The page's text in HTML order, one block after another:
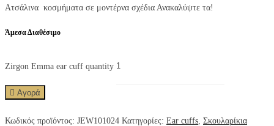
Ατσάλινα κοσμήματα σε μοντέρνα σχέδια Ανακαλύψτε τα!
Άμεσα Διαθέσιμο
Zirgon Emma ear cuff quantity
Αγορά
Κωδικός προϊόντος: JEW101024 Κατηγορίες: Ear cuffs Σκουλαρίκια